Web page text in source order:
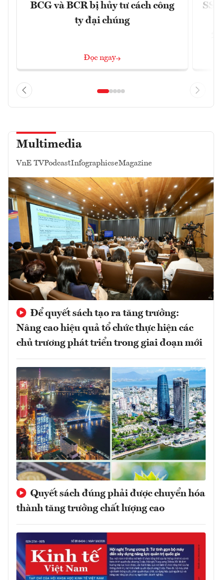
BCG và BCR bị hủy tư cách công
ty đại chúng
Đọc ngay
SSI
Multimedia
VnE TVPodcastInfographicseMagazine
Để quyết sách tạo ra tăng trưởng:
Nâng cao hiệu quả tổ chức thực hiện các
chủ trương phát triển trong giai đoạn mới
Quyết sách đúng phải được chuyển hóa
thành tăng trưởng chất lượng cao